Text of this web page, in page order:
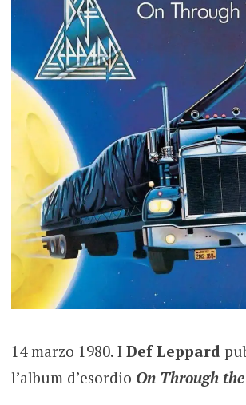
14 marzo 1980. I Def Leppard
l’album d’esordio On Through